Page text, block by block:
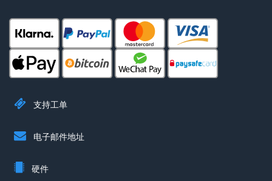
支持工单
电子邮件地址
硬件